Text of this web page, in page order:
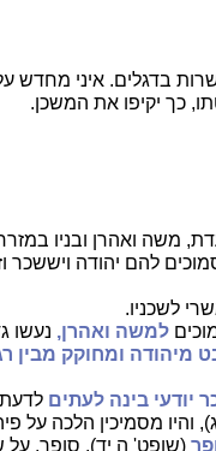
בדגלים. איני מחדש
כך יקיפו את המשכן.
משה ואהרן ובניו
להם יהודה ויששכר
לשכניו.
למשה ואהרן, נעשו
מיהודה ומחוקק מבין
יודעי בינה לעתים
והיו מסמיכין הלכה על
(שופט' ה יד). סופר, על